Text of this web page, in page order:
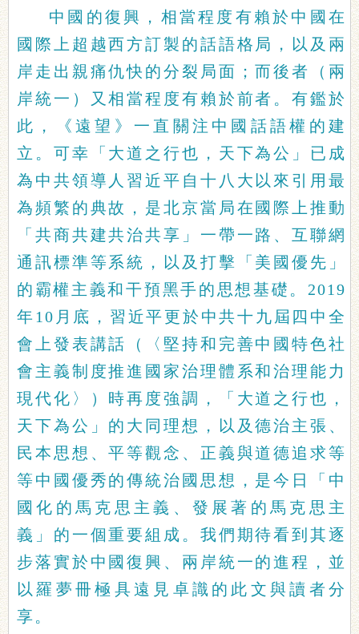
中國的復興，相當程度有賴於中國在
國際上超越西方訂製的話語格局，以及兩
岸走出親痛仇快的分裂局面；而後者（兩
岸統一）又相當程度有賴於前者。有鑑於
此，《遠望》一直關注中國話語權的建
立。可幸「大道之行也，天下為公」已成
為中共領導人習近平自十八大以來引用最
為頻繁的典故，是北京當局在國際上推動
「共商共建共治共享」一帶一路、互聯網
通訊標準等系統，以及打擊「美國優先」
的霸權主義和干預黑手的思想基礎。2019
年10月底，習近平更於中共十九屆四中全
會上發表講話（〈堅持和完善中國特色社
會主義制度推進國家治理體系和治理能力
現代化〉）時再度強調，「大道之行也，
天下為公」的大同理想，以及德治主張、
民本思想、平等觀念、正義與道德追求等
等中國優秀的傳統治國思想，是今日「中
國化的馬克思主義、發展著的馬克思主
義」的一個重要組成。我們期待看到其逐
步落實於中國復興、兩岸統一的進程，並
以羅夢冊極具遠見卓識的此文與讀者分
享。